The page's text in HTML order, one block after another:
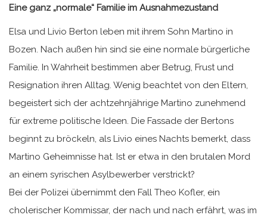
Eine ganz „normale“ Familie im Ausnahmezustand
Elsa und Livio Berton leben mit ihrem Sohn Martino in
Bozen. Nach außen hin sind sie eine normale bürgerliche
Familie. In Wahrheit bestimmen aber Betrug, Frust und
Resignation ihren Alltag. Wenig beachtet von den Eltern,
begeistert sich der achtzehnjährige Martino zunehmend
für extreme politische Ideen. Die Fassade der Bertons
beginnt zu bröckeln, als Livio eines Nachts bemerkt, dass
Martino Geheimnisse hat. Ist er etwa in den brutalen Mord
an einem syrischen Asylbewerber verstrickt?
Bei der Polizei übernimmt den Fall Theo Kofler, ein
cholerischer Kommissar, der nach und nach erfährt, was im